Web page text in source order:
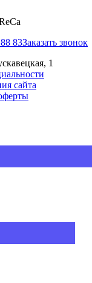
83Заказать звонок
1
сайта